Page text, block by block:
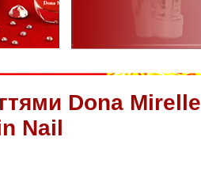
Dona Mirelle
Nail